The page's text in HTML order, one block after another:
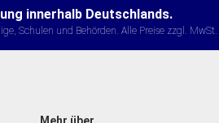
innerhalb Deutschlands.
Schulen und Behörden. Alle Preise zzgl. MwSt.